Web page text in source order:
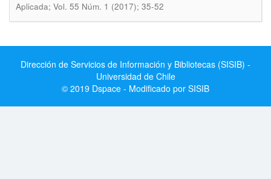
Aplicada; Vol. 55 Núm. 1 (2017); 35-52
Dirección de Servicios de Información y Bibliotecas (SISIB) -
Universidad de Chile
© 2019 Dspace - Modificado por SISIB